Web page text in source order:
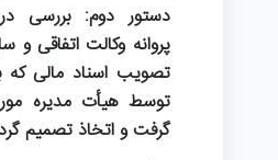
دستور دوم: بررسی
پروانه وکالت اتفاقی و
تصویب اسناد مالی که
توسط هیأت مدیره
گرفت و اتخاذ تصمیم